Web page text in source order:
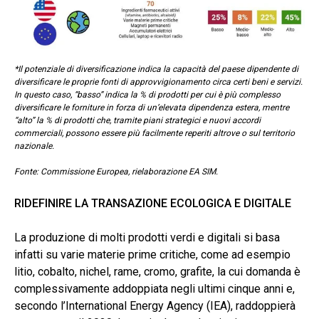
*Il potenziale di diversificazione indica la capacità del paese dipendente di
diversificare le proprie fonti di approvvigionamento circa certi beni e servizi.
In questo caso, “basso” indica la % di prodotti per cui è più complesso
diversificare le forniture in forza di un’elevata dipendenza estera, mentre
“alto” la % di prodotti che, tramite piani strategici e nuovi accordi
commerciali, possono essere più facilmente reperiti altrove o sul territorio
nazionale.
Fonte: Commissione Europea, rielaborazione EA SIM.
RIDEFINIRE LA TRANSAZIONE ECOLOGICA E DIGITALE
La produzione di molti prodotti verdi e digitali si basa
infatti su varie materie prime critiche, come ad esempio
litio, cobalto, nichel, rame, cromo, grafite, la cui domanda è
complessivamente addoppiata negli ultimi cinque anni e,
secondo l’International Energy Agency (IEA), raddoppierà